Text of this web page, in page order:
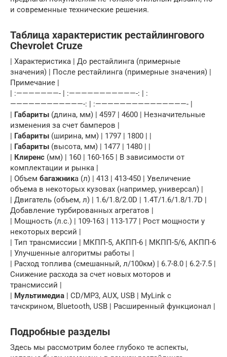
и современные технические решения.
Таблица характеристик рестайлингового
Chevrolet Cruze
| Характеристика | До рестайлинга (примерные
значения) | После рестайлинга (примерные значения) |
Примечание |
| :———————- | :———————————-: | :
————————————-: | :———————————————- |
| Габариты (длина, мм) | 4597 | 4600 | Незначительные
изменения за счет бамперов |
| Габариты (ширина, мм) | 1797 | 1800 | |
| Габариты (высота, мм) | 1477 | 1480 | |
| Клиренс (мм) | 160 | 160-165 | В зависимости от
комплектации и рынка |
| Объем багажника (л) | 413 | 413-450 | Увеличение
объема в некоторых кузовах (например, универсал) |
| Двигатель (объем, л) | 1.6/1.8/2.0D | 1.4T/1.6/1.8/1.7D |
Добавление турбированных агрегатов |
| Мощность (л.с.) | 109-163 | 113-177 | Рост мощности у
некоторых версий |
| Тип трансмиссии | МКПП-5, АКПП-6 | МКПП-5/6, АКПП-6
| Улучшенные алгоритмы работы |
| Расход топлива (смешанный, л/100км) | 6.7-8.0 | 6.2-7.5 |
Снижение расхода за счет новых моторов и
трансмиссий |
| Мультимедиа | CD/MP3, AUX, USB | MyLink с
тачскрином, Bluetooth, USB | Расширенный функционал |
Подробные разделы
Здесь мы рассмотрим более глубоко те аспекты,